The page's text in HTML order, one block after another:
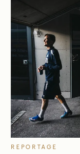
REPORTAGE